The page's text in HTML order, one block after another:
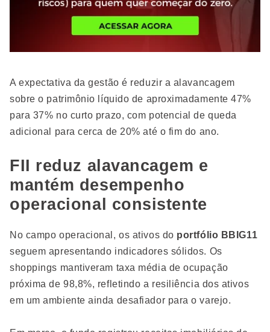
A expectativa da gestão é reduzir a alavancagem
sobre o patrimônio líquido de aproximadamente 47%
para 37% no curto prazo, com potencial de queda
adicional para cerca de 20% até o fim do ano.
FII reduz alavancagem e
mantém desempenho
operacional consistente
No campo operacional, os ativos do portfólio BBIG11
seguem apresentando indicadores sólidos. Os
shoppings mantiveram taxa média de ocupação
próxima de 98,8%, refletindo a resiliência dos ativos
em um ambiente ainda desafiador para o varejo.